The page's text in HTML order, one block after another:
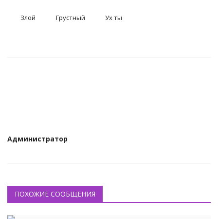
Интересное
Злой Грустный Ух ты
Администратор
ПОХОЖИЕ СООБЩЕНИЯ